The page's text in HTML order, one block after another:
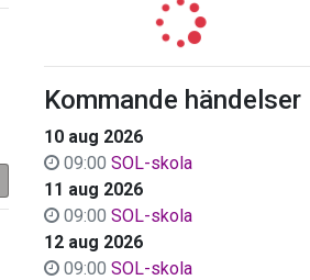
Kommande händelser
10 aug 2026
09:00 SOL-skola
11 aug 2026
09:00 SOL-skola
12 aug 2026
09:00 SOL-skola